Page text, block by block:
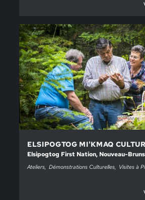
ELSIPOGTOG MI'KMAQ
Elsipogtog First Nation, Nouveau-
Ateliers Démonstrations Culturelles Visites à